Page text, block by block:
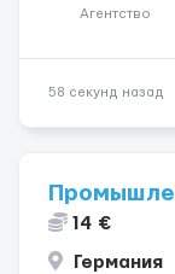
ГРАФИК РАБОТЫ...
Агентство
58 секунд назад
14 €
Германия